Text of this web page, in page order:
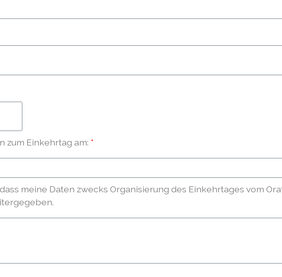
zum Einkehrtag am:
meine Daten zwecks Organisierung des Einkehrtages vom